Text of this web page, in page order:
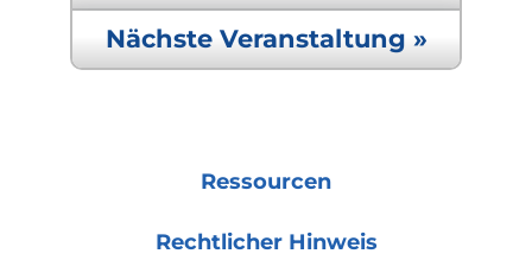
Nächste Veranstaltung »
Ressourcen
Rechtlicher Hinweis